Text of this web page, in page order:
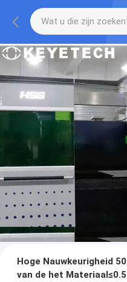
Hoge Nauwkeurigheid
van de het